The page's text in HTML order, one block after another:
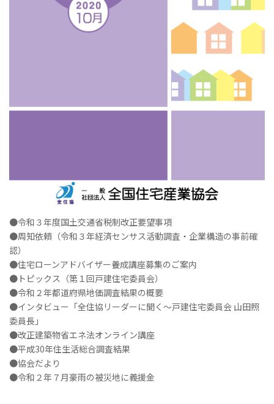
●令和３年度国土交通省税制改正要望事項
●周知依頼（令和３年経済センサス活動調査・企業構造の事前確
認）
●住宅ローンアドバイザー養成講座募集のご案内
●トピックス（第１回戸建住宅委員会）
●令和２年都道府県地価調査結果の概要
●インタビュー「全住協リーダーに聞く～戸建住宅委員会 山田照
委員長」
●改正建築物省エネ法オンライン講座
●平成30年住生活総合調査結果
●協会だより
●令和２年７月豪雨の被災地に義援金